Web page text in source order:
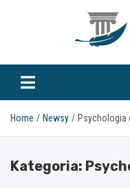
Home Newsy
Kategoria: